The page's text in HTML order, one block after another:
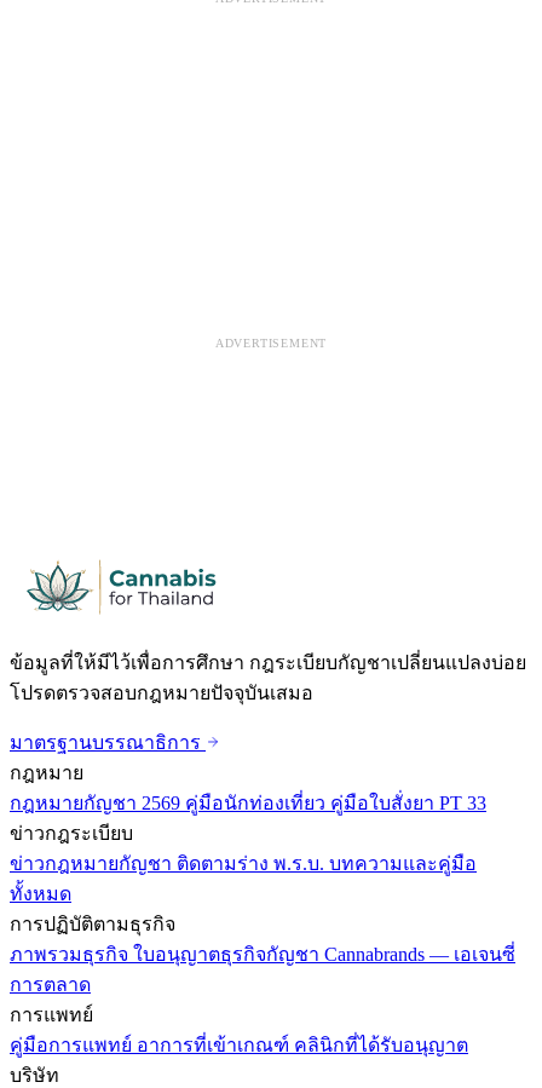
ADVERTISEMENT
ข้อมูลที่ให้มีไว้เพื่อการศึกษา กฎระเบียบกัญชาเปลี่ยนแปลงบ่อย
โปรดตรวจสอบกฎหมายปัจจุบันเสมอ
มาตรฐานบรรณาธิการ
กฎหมาย
กฎหมายกัญชา 2569 คู่มือนักท่องเที่ยว คู่มือใบสั่งยา PT 33
ข่าวกฎระเบียบ
ข่าวกฎหมายกัญชา ติดตามร่าง พ.ร.บ. บทความและคู่มือ
ทั้งหมด
การปฏิบัติตามธุรกิจ
ภาพรวมธุรกิจ ใบอนุญาตธุรกิจกัญชา Cannabrands — เอเจนซี่
การตลาด
การแพทย์
คู่มือการแพทย์ อาการที่เข้าเกณฑ์ คลินิกที่ได้รับอนุญาต
บริษัท